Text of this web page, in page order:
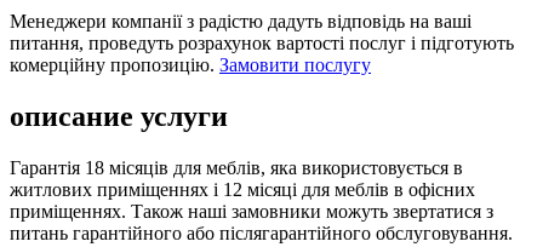
Менеджери компанії з радістю дадуть відповідь на ваші
питання, проведуть розрахунок вартості послуг і підготують
комерційну пропозицію. Замовити послугу
описание услуги
Гарантія 18 місяців для меблів, яка використовується в
житлових приміщеннях і 12 місяці для меблів в офісних
приміщеннях. Також наші замовники можуть звертатися з
питань гарантійного або післягарантійного обслуговування.